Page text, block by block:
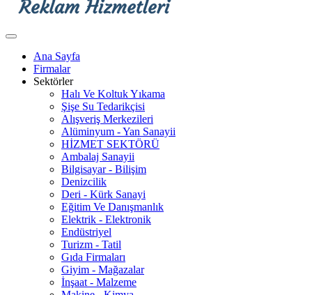
Ana Sayfa
Firmalar
Sektörler
Halı Ve Koltuk Yıkama
Şişe Su Tedarikçisi
Alışveriş Merkezileri
Alüminyum - Yan Sanayii
HİZMET SEKTÖRÜ
Ambalaj Sanayii
Bilgisayar - Bilişim
Denizcilik
Deri - Kürk Sanayi
Eğitim Ve Danışmanlık
Elektrik - Elektronik
Endüstriyel
Turizm - Tatil
Gıda Firmaları
Giyim - Mağazalar
İnşaat - Malzeme